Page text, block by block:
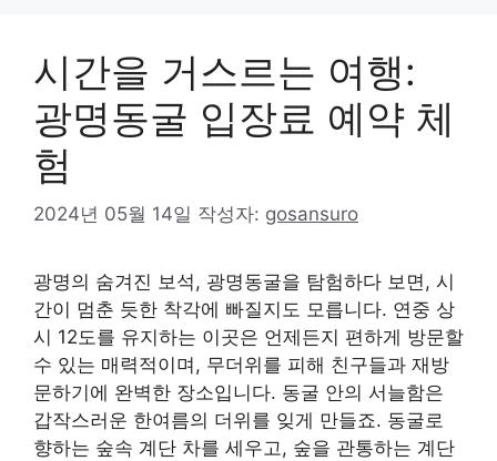
시간을 거스르는 여행:
광명동굴 입장료 예약 체
험
2024년 05월 14일 작성자: gosansuro
광명의 숨겨진 보석, 광명동굴을 탐험하다 보면, 시
간이 멈춘 듯한 착각에 빠질지도 모릅니다. 연중 상
시 12도를 유지하는 이곳은 언제든지 편하게 방문할
수 있는 매력적이며, 무더위를 피해 친구들과 재방
문하기에 완벽한 장소입니다. 동굴 안의 서늘함은
갑작스러운 한여름의 더위를 잊게 만들죠. 동굴로
향하는 숲속 계단 차를 세우고, 숲을 관통하는 계단